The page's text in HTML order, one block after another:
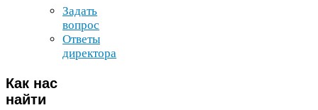
Задать
вопрос
Ответы
директора
Как нас
найти